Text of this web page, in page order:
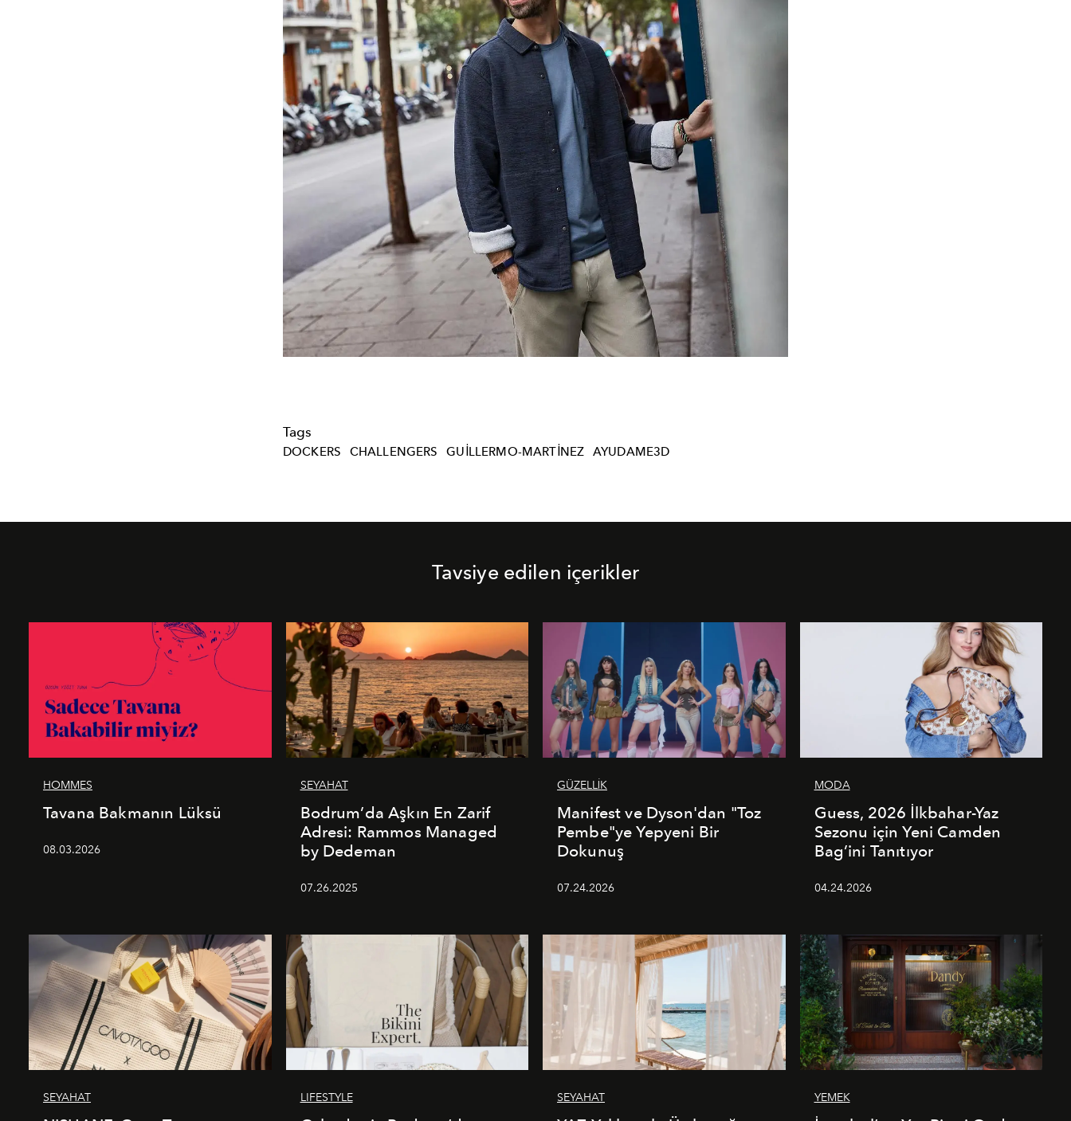
Tags
DOCKERS CHALLENGERS GUILLERMO-MARTINEZ AYUDAME3D
Tavsiye edilen içerikler
HOMMES
Tavana Bakmanın Lüksü
08.03.2026
SEYAHAT
Bodrum’da Aşkın En Zarif
Adresi: Rammos Managed
by Dedeman
07.26.2025
GÜZELLİK
Manifest ve Dyson'dan "Toz
Pembe"ye Yepyeni Bir
Dokunuş
07.24.2026
MODA
Guess, 2026 İlkbahar-Yaz
Sezonu için Yeni Camden
Bag’ini Tanıtıyor
04.24.2026
SEYAHAT LIFESTYLE SEYAHAT YEMEK